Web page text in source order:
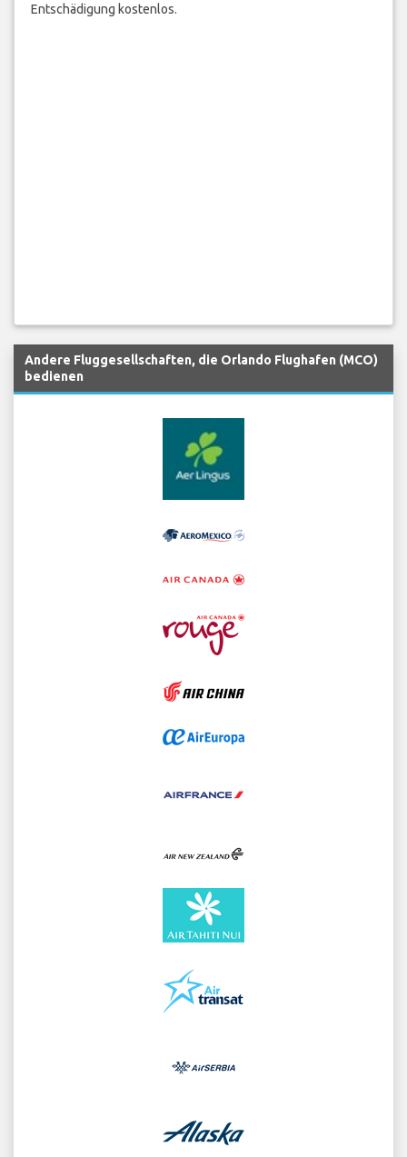
Entschädigung kostenlos.
Andere Fluggesellschaften, die Orlando Flughafen (MCO)
bedienen